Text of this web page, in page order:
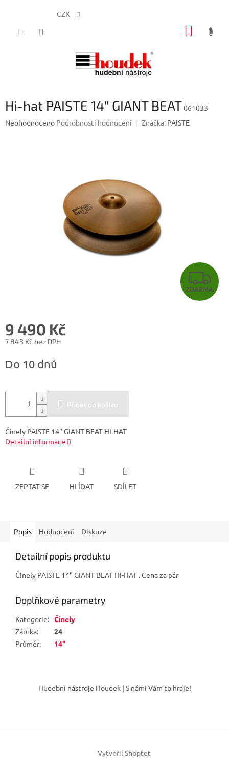
CZK
Hi-hat PAISTE 14" GIANT BEAT061033
Průměrné
Neohodnoceno Podrobnosti hodnocení Značka: PAISTE
Z
D
ZDARMA
9 490 Kč
7 843 Kč bez DPH
cena:
Do 10 dnů
Přidat do košíku
Činely PAISTE 14" GIANT BEAT HI-HAT
Detailní informace
ZEPTAT SE HLÍDAT SDÍLET
Popis Hodnocení Diskuze
Detailní popis produktu
Činely PAISTE 14" GIANT BEAT HI-HAT . Cena za pár
Doplňkové parametry
Kategorie: Činely
Záruka:
24
Průměr: 14"
í
Hudební nástroje Houdek | S námi Vám to hraje!
Vytvořil Shoptet